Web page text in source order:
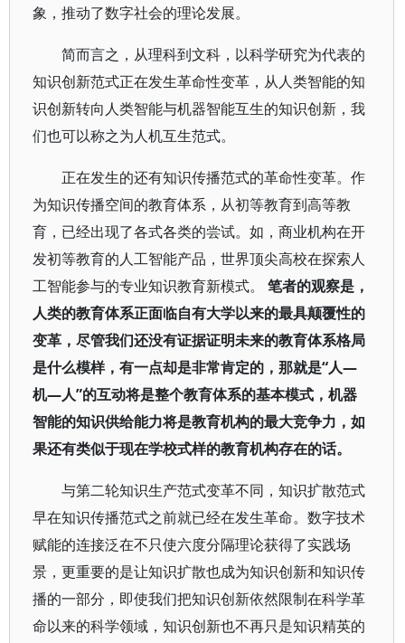
象，推动了数字社会的理论发展。
简而言之，从理科到文科，以科学研究为代表的
知识创新范式正在发生革命性变革，从人类智能的知
识创新转向人类智能与机器智能互生的知识创新，我
们也可以称之为人机互生范式。
正在发生的还有知识传播范式的革命性变革。作
为知识传播空间的教育体系，从初等教育到高等教
育，已经出现了各式各类的尝试。如，商业机构在开
发初等教育的人工智能产品，世界顶尖高校在探索人
工智能参与的专业知识教育新模式。
笔者的观察是，
人类的教育体系正面临自有大学以来的最具颠覆性的
变革，尽管我们还没有证据证明未来的教育体系格局
是什么模样，有一点却是非常肯定的，那就是“人—
机—人”的互动将是整个教育体系的基本模式，机器
智能的知识供给能力将是教育机构的最大竞争力，如
果还有类似于现在学校式样的教育机构存在的话。
与第二轮知识生产范式变革不同，知识扩散范式
早在知识传播范式之前就已经在发生革命。数字技术
赋能的连接泛在不只使六度分隔理论获得了实践场
景，更重要的是让知识扩散也成为知识创新和知识传
播的一部分，即使我们把知识创新依然限制在科学革
命以来的科学领域，知识创新也不再只是知识精英的